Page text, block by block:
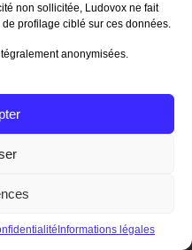
non sollicitée, Ludovox ne fait
profilage ciblé sur ces données.
anonymisées.
Informations légales